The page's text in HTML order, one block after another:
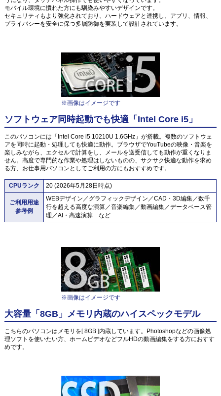
モバイル環境に慣れた方にも馴染みやすいデザインです。
セキュリティもより強化されており、ハードウェアと連携し、アプリ、情報、
プライバシーを安全に保つ多層防御を実装して設計されています。
※画像はイメージです
ソフトウェア同時起動でも快適「Intel Core i5」
このパソコンには「Intel Core i5 10210U 1.6GHz」が搭載。複数のソフトウェ
アを同時に起動・処理しても快適に動作。ブラウザでYouTubeの映像・音楽を
楽しみながら、エクセルで計算をし、メールを送受信しても動作が重くなりま
せん。高度で専門的な作業や処理はしないものの、サクサク快適な動作を求め
る方、お仕事用パソコンとしてご利用の方にもおすすめです。
CPUランク 20 (2026年5月28日時点)
ご利用用途
参考例
WEBデザイン／グラフィックデザイン／CAD・3D編集／数千
行を超える高度な演算／音楽編集／動画編集／データベース管
理／AI・高速演算 など
※画像はイメージです
大容量「8GB」メモリ内蔵のハイスペックモデル
こちらのパソコンはメモリを[ 8GB ]内蔵しています。Photoshopなどの画像処
理ソフトを使いたい方、ホームビデオなどフルHDの動画編集をする方におすす
めです。